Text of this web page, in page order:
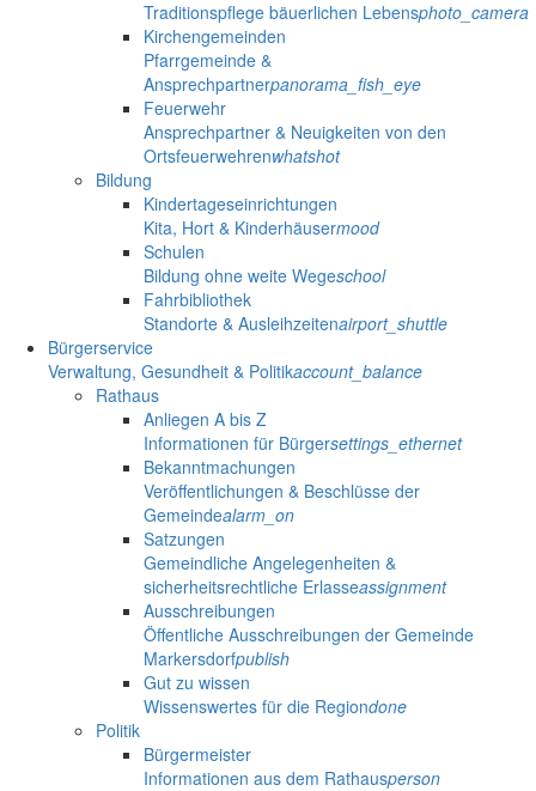
Traditionspflege bäuerlichen Lebensphoto_camera
Kirchengemeinden
Pfarrgemeinde &
Ansprechpartnerpanorama_fish_eye
Feuerwehr
Ansprechpartner & Neuigkeiten von den
Ortsfeuerwehrenwhatshot
Bildung
Kindertageseinrichtungen
Kita, Hort & Kinderhäusermood
Schulen
Bildung ohne weite Wegeschool
Fahrbibliothek
Standorte & Ausleihzeitenairport_shuttle
Bürgerservice
Verwaltung, Gesundheit & Politikaccount_balance
Rathaus
Anliegen A bis Z
Informationen für Bürgersettings_ethernet
Bekanntmachungen
Veröffentlichungen & Beschlüsse der
Gemeindealarm_on
Satzungen
Gemeindliche Angelegenheiten &
sicherheitsrechtliche Erlasseassignment
Ausschreibungen
Öffentliche Ausschreibungen der Gemeinde
Markersdorfpublish
Gut zu wissen
Wissenswertes für die Regiondone
Politik
Bürgermeister
Informationen aus dem Rathausperson